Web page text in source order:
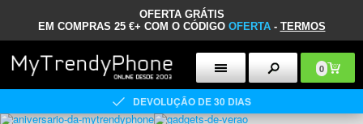
OFERTA GRÁTIS
EM COMPRAS 25 €+ COM O CÓDIGO OFERTA- TERMOS
0
DEVOLUÇÃO DE 30 DIAS